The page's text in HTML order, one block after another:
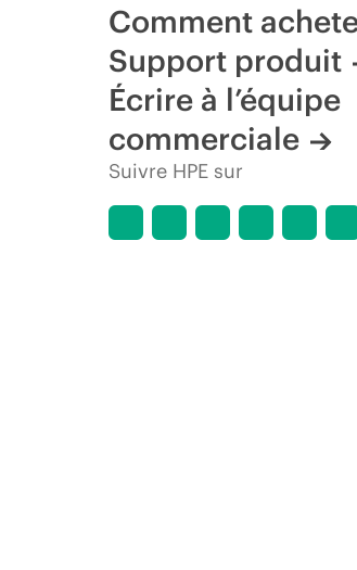
Comment
Support produit
Écrire à l’équipe
commerciale
Suivre HPE sur